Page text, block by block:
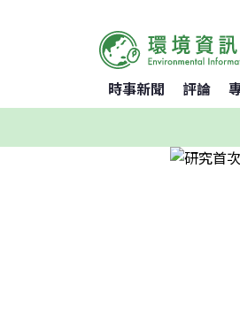
時事新聞 評論